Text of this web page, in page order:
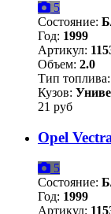
5
Состояние:
Год: 1999
Артикул:
Объем: 2.0
Тип топлива:
Кузов:
21 руб
Opel
5
Состояние:
Год: 1999
Артикул: